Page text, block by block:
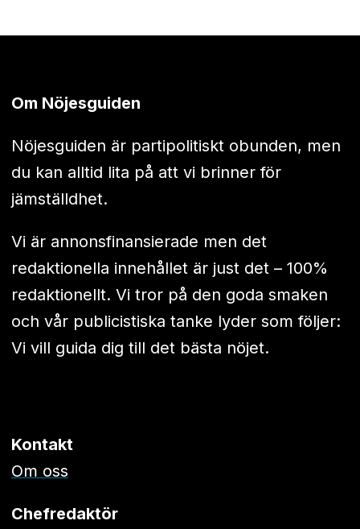
Om Nöjesguiden
Nöjesguiden är partipolitiskt obunden, men
du kan alltid lita på att vi brinner för
jämställdhet.
Vi är annonsfinansierade men det
redaktionella innehållet är just det – 100%
redaktionellt. Vi tror på den goda smaken
och vår publicistiska tanke lyder som följer:
Vi vill guida dig till det bästa nöjet.
Kontakt
Om oss
Chefredaktör